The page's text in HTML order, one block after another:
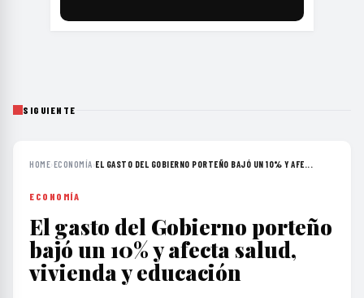
SIGUIENTE
HOME›ECONOMÍA›EL GASTO DEL GOBIERNO PORTEÑO BAJÓ UN 10% Y AFE...
ECONOMÍA
El gasto del Gobierno porteño
bajó un 10% y afecta salud,
vivienda y educación